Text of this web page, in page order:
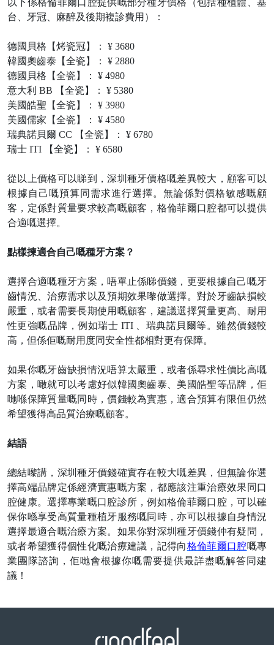
以下係格倫菲爾口腔提供嘅部分種牙價格（包括種植體、基
台、牙冠、麻醉及後期複診費用）：
德國貝格【烤瓷冠】：
¥ 3680
韓國奧齒泰【全瓷】：
¥ 2880
德國貝格【全瓷】：
¥ 4980
意大利 BB 【全瓷】： ¥ 5380
美國皓聖【全瓷】：
¥ 3980
美國儒家【全瓷】：
¥ 4580
瑞典諾貝爾 CC 【全瓷】： ¥ 6780
瑞士 ITI 【全瓷】： ¥ 6580
從以上價格可以睇到，深圳種牙價格嘅差異較大，顧客可以
根據自己嘅預算同需求進行選擇。無論係對價格敏感嘅顧
客，定係對質量要求較高嘅顧客，格倫菲爾口腔都可以提供
合適嘅選擇。
點樣揀適合自己嘅種牙方案？
選擇合適嘅種牙方案，唔單止係睇價錢，更要根據自己嘅牙
齒情況、治療需求以及預期效果嚟做選擇。對於牙齒缺損較
嚴重，或者需要長期使用嘅顧客，建議選擇質量更高、耐用
性更強嘅品牌，例如瑞士 ITI 、瑞典諾貝爾等。雖然價錢較
高，但係佢嘅耐用度同安全性都相對更有保障。
如果你嘅牙齒缺損情況唔算太嚴重，或者係尋求性價比高嘅
方案，噉就可以考慮好似韓國奧齒泰、美國皓聖等品牌，佢
哋喺保障質量嘅同時，價錢較為實惠，適合預算有限但仍然
希望獲得高品質治療嘅顧客。
結語
總結嚟講，深圳種牙價錢確實存在較大嘅差異，但無論你選
擇高端品牌定係經濟實惠嘅方案，都應該注重治療效果同口
腔健康。選擇專業嘅口腔診所，例如格倫菲爾口腔，可以確
保你喺享受高質量種植牙服務嘅同時，亦可以根據自身情況
選擇最適合嘅治療方案。如果你對深圳種牙價錢仲有疑問，
或者希望獲得個性化嘅治療建議，記得向格倫菲爾口腔嘅專
業團隊諮詢，佢哋會根據你嘅需要提供最詳盡嘅解答同建
議！